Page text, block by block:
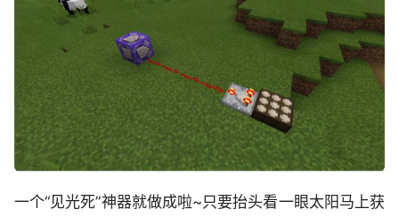
一个“见光死”神器就做成啦~只要抬头看一眼太阳马上获